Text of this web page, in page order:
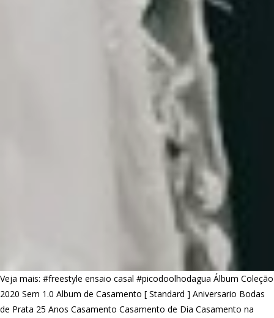
Veja mais: #freestyle ensaio casal #picodoolhodagua Álbum Coleção
2020 Sem 1.0 Album de Casamento [ Standard ] Aniversario Bodas
de Prata 25 Anos Casamento Casamento de Dia Casamento na